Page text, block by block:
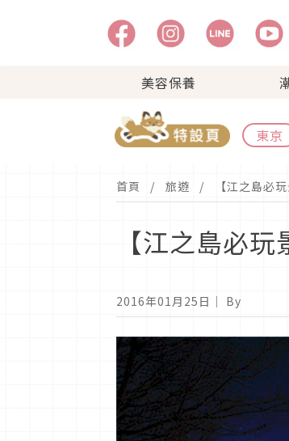
美容保養
東京
首頁 旅遊 【江之島必
【江之島必
2016年01月25日 ｜ By